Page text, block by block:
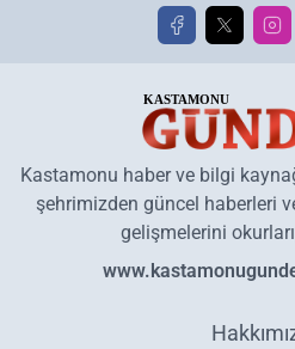
Kastamonu haber ve bilgi
şehrimizden güncel haberleri
gelişmelerini